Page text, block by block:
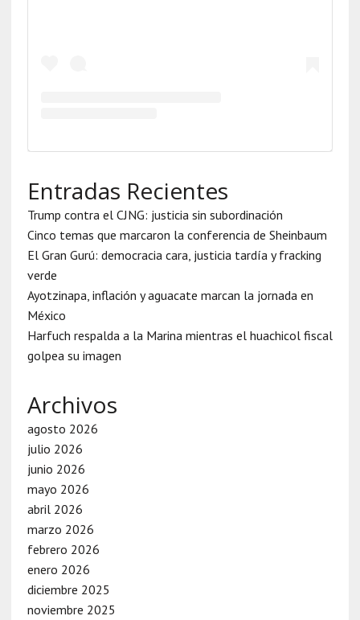
Entradas Recientes
Trump contra el CJNG: justicia sin subordinación
Cinco temas que marcaron la conferencia de Sheinbaum
El Gran Gurú: democracia cara, justicia tardía y fracking
verde
Ayotzinapa, inflación y aguacate marcan la jornada en
México
Harfuch respalda a la Marina mientras el huachicol fiscal
golpea su imagen
Archivos
agosto 2026
julio 2026
junio 2026
mayo 2026
abril 2026
marzo 2026
febrero 2026
enero 2026
diciembre 2025
noviembre 2025